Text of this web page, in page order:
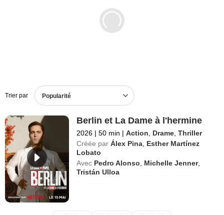
Trier par Popularité
Berlin et La Dame à l'hermine
2026 | 50 min | Action Drame ,Thriller
Créée par Álex Pina Esther Martínez
Lobato
Avec Pedro Alonso Michelle Jenner,
Tristán Ulloa